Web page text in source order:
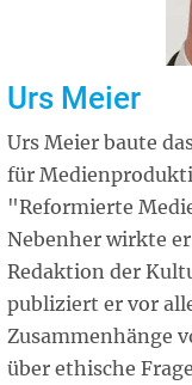
Urs Meier
Urs Meier baute
für
"Reformierte
Nebenher wirkte
Redaktion der
publiziert er vor
Zusammenhänge
über ethische